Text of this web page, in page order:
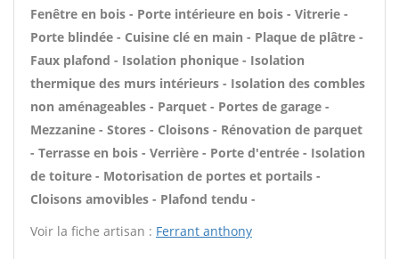
Fenêtre en bois - Porte intérieure en bois - Vitrerie -
Porte blindée - Cuisine clé en main - Plaque de plâtre -
Faux plafond - Isolation phonique - Isolation
thermique des murs intérieurs - Isolation des combles
non aménageables - Parquet - Portes de garage -
Mezzanine - Stores - Cloisons - Rénovation de parquet
- Terrasse en bois - Verrière - Porte d'entrée - Isolation
de toiture - Motorisation de portes et portails -
Cloisons amovibles - Plafond tendu -
Voir la fiche artisan : Ferrant anthony